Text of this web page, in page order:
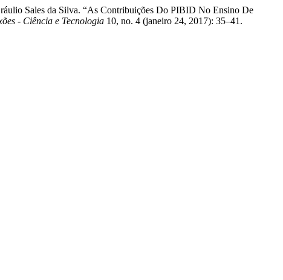
Sales da Silva. “As Contribuições Do PIBID No Ensino De
- Ciência e Tecnologia 10, no. 4 (janeiro 24, 2017): 35–41.